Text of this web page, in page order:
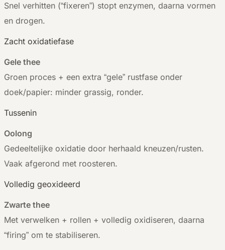
Snel verhitten (“fixeren”) stopt enzymen, daarna vormen
en drogen.
Zacht oxidatiefase
Gele thee
Groen proces + een extra “gele” rustfase onder
doek/papier: minder grassig, ronder.
Tussenin
Oolong
Gedeeltelijke oxidatie door herhaald kneuzen/rusten.
Vaak afgerond met roosteren.
Volledig geoxideerd
Zwarte thee
Met verwelken + rollen + volledig oxidiseren, daarna
“firing” om te stabiliseren.